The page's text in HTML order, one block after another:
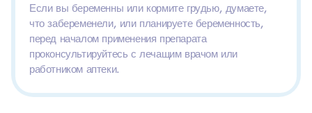
Если вы беременны или кормите грудью, думаете,
что забеременели, или планируете беременность,
перед началом применения препарата
проконсультируйтесь с лечащим врачом или
работником аптеки.